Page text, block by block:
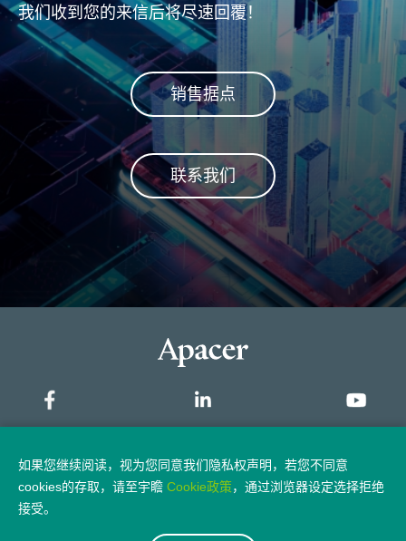
我们收到您的来信后将尽速回覆！
销售据点
联系我们
网站地图
如果您继续阅读，视为您同意我们隐私权声明，若您不同意
cookies的存取，请至宇瞻 Cookie政策，通过浏览器设定选择拒绝
接受。